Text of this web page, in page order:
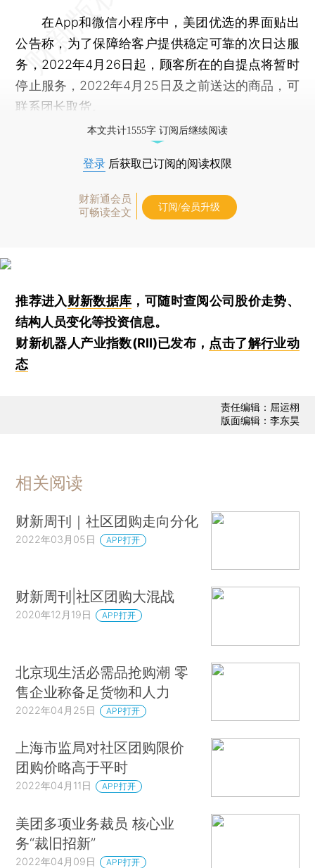
在App和微信小程序中，美团优选的界面贴出
公告称，为了保障给客户提供稳定可靠的次日达服
务，2022年4月26日起，顾客所在的自提点将暂时
停止服务，2022年4月25日及之前送达的商品，可
联系团长取货。
本文共计1555字 订阅后继续阅读
登录 后获取已订阅的阅读权限
财新通会员
可畅读全文
订阅/会员升级
推荐进入财新数据库 ，可随时查阅公司股价走势、
结构人员变化等投资信息。
财新机器人产业指数(RII)已发布， 点击了解行业动
态
责任编辑：屈运栩
版面编辑：李东昊
相关阅读
财新周刊｜社区团购走向分化
2022年03月05日 APP打开
财新周刊|社区团购大混战
2020年12月19日 APP打开
北京现生活必需品抢购潮 零
售企业称备足货物和人力
2022年04月25日 APP打开
上海市监局对社区团购限价
团购价略高于平时
2022年04月11日 APP打开
美团多项业务裁员 核心业
务“裁旧招新”
2022年04月09日 APP打开